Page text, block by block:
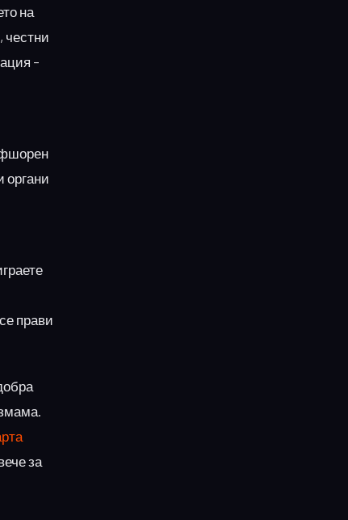
на
честни
–
органи
се прави
за